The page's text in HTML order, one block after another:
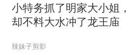
小特务抓了明家大小姐，
却不料大水冲了龙王庙
辣妹子剪影